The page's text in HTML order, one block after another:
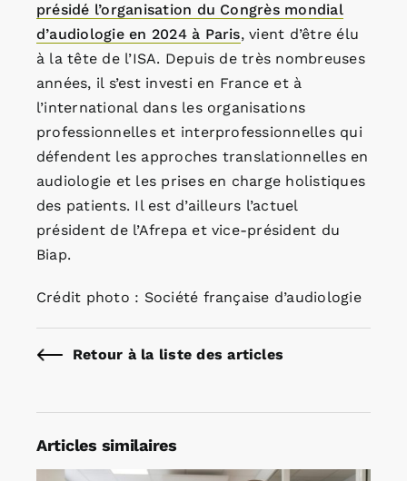
présidé l’organisation du Congrès mondial
d’audiologie en 2024 à Paris, vient d’être élu
à la tête de l’ISA. Depuis de très nombreuses
années, il s’est investi en France et à
l’international dans les organisations
professionnelles et interprofessionnelles qui
défendent les approches translationnelles en
audiologie et les prises en charge holistiques
des patients. Il est d’ailleurs l’actuel
président de l’Afrepa et vice-président du
Biap.
Crédit photo : Société française d’audiologie
Retour à la liste des articles
Articles similaires